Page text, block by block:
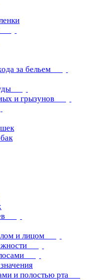
за бельем
и грызунов
и лицом
и полостью рта